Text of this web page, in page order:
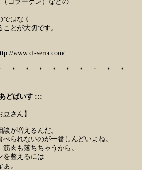
コラーゲン）などの
はなく、
とが大切です。
www.cf-seria.com/
＊ ＊ ＊ ＊ ＊ ＊ ＊ ＊ ＊
どばいす :::
豆さん】
が増えるんだ。
られないのが一番しんどいよね。
肉も落ちちゃうから。
を整えるには
。